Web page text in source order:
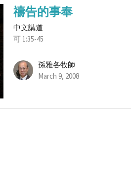
禱告的事奉
中文講道
可 1:35-45
孫雅各牧師
March 9, 2008